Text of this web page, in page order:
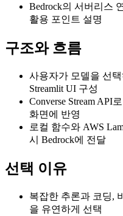
Bedrock의 서버리스
활용 포인트 설명
구조와 흐름
사용자가 모델을 선
Streamlit UI 구성
Converse Stream API
화면에 반영
로컬 함수와 AWS
시 Bedrock에 전달
선택 이유
복잡한 추론과 코딩,
을 유연하게 선택